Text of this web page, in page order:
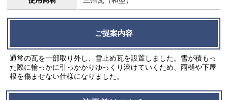
ご提案内容
通常の瓦を一部取り外し、雪止め瓦を設置しました。雪が積もっ
た際に輪っかに引っかかりゆっくり溶けていくため、雨樋や下屋
根を傷ませない仕様になりました。